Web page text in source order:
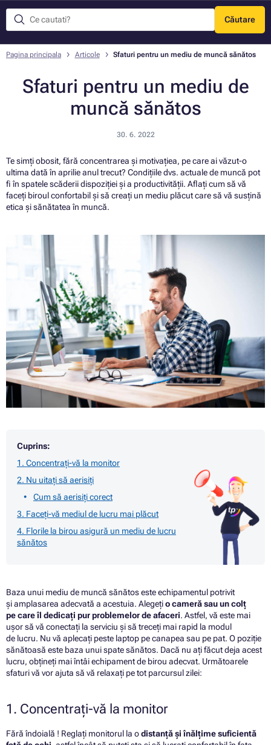
Căutare
Meniu
Pagina principala Articole Sfaturi pentru un mediu de muncă sănătos
Sfaturi pentru un mediu de
muncă sănătos
30. 6. 2022
Te simți obosit, fără concentrarea și motivațiea, pe care ai văzut-o
ultima dată în aprilie anul trecut? Condițiile dvs. actuale de muncă pot
fi în spatele scăderii dispoziției și a productivității. Aflați cum să vă
faceți biroul confortabil și să creați un mediu plăcut care să vă susțină
etica și sănătatea în muncă.
Cuprins:
1. Concentrați-vă la monitor
2. Nu uitați să aerisiți
Cum să aerisiți corect
3. Faceți-vă mediul de lucru mai plăcut
4. Florile la birou asigură un mediu de lucru
sănătos
Baza unui mediu de muncă sănătos este echipamentul potrivit
și amplasarea adecvată a acestuia. Alegețio cameră sau un colț
pe care îl dedicați pur problemelor de afaceri. Astfel, vă este mai
ușor să vă conectați la serviciu și să treceți mai rapid la modul
de lucru. Nu vă aplecați peste laptop pe canapea sau pe pat. O poziție
sănătoasă este baza unui spate sănătos. Dacă nu ați făcut deja acest
lucru, obțineți mai întâi echipament de birou adecvat. Următoarele
sfaturi vă vor ajuta să vă relaxați pe tot parcursul zilei:
1. Concentrați-vă la monitor
Fără îndoială ! Reglați monitorul la odistanță și înălțime suficientă